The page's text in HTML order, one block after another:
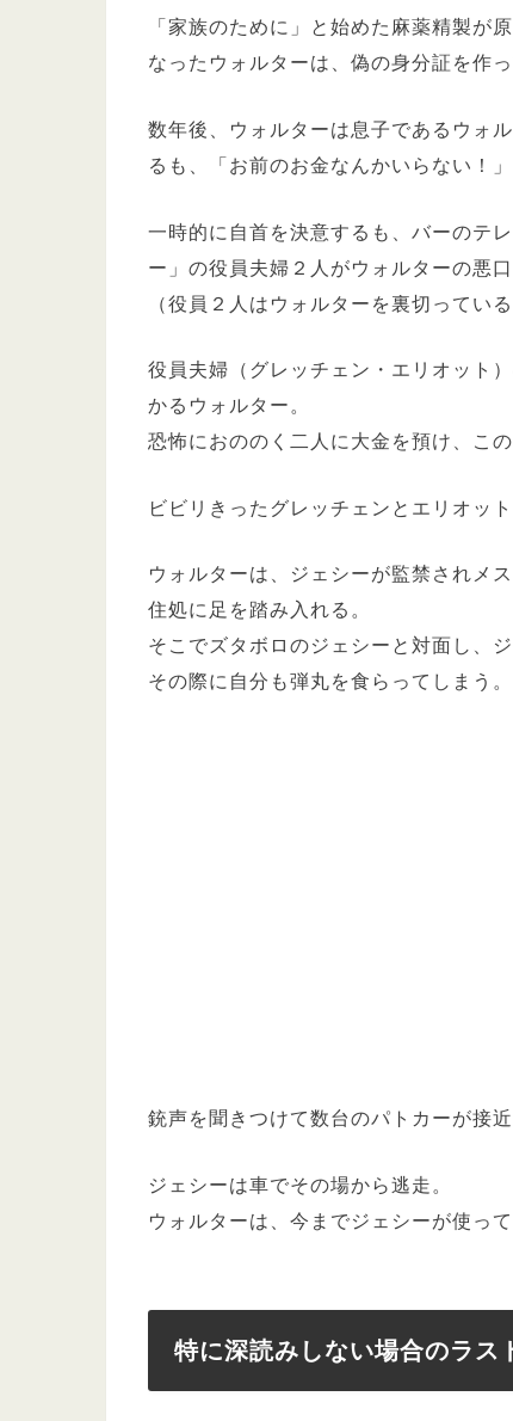
「家族のために」と始めた麻薬精製が
なったウォルターは、偽の身分証を作
数年後、ウォルターは息子であるウォ
るも、「お前のお金なんかいらない！
一時的に自首を決意するも、バーのテ
ー」の役員夫婦２人がウォルターの悪
（役員２人はウォルターを裏切ってい
役員夫婦（グレッチェン・エリオット
かるウォルター。
恐怖におののく二人に大金を預け、こ
ビビリきったグレッチェンとエリオッ
ウォルターは、ジェシーが監禁されメ
住処に足を踏み入れる。
そこでズタボロのジェシーと対面し、
その際に自分も弾丸を食らってしまう。
銃声を聞きつけて数台のパトカーが接近
ジェシーは車でその場から逃走。
ウォルターは、今までジェシーが使っ
特に深読みしない場合のラス